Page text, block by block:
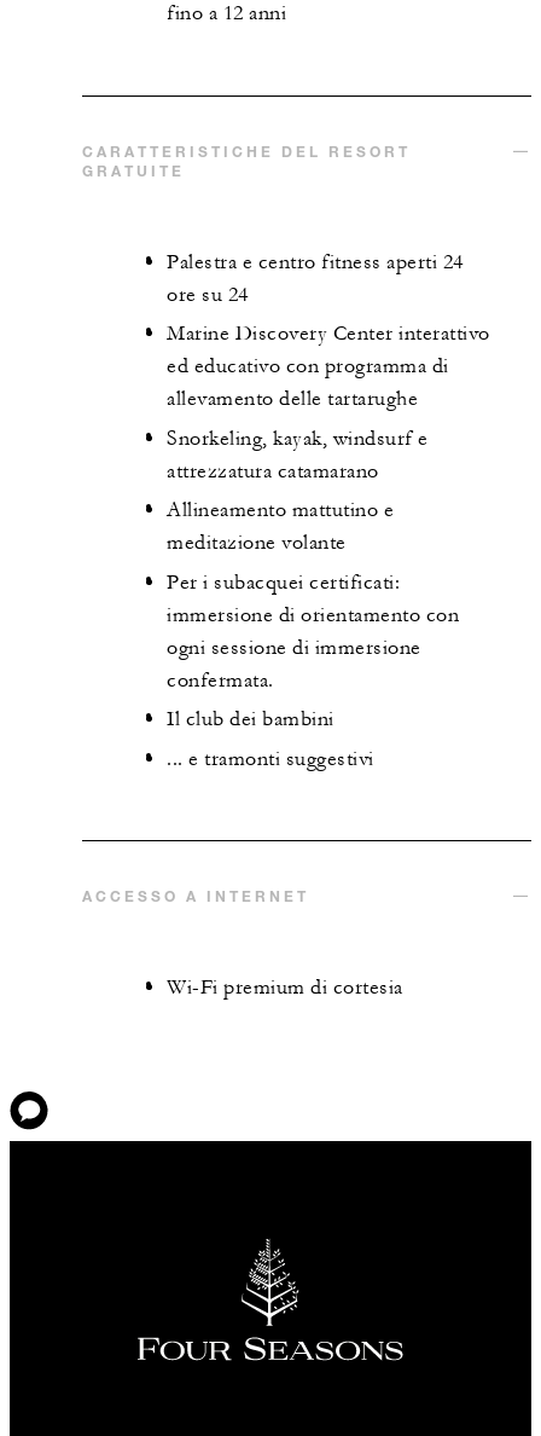
fino a 12 anni
CARATTERISTICHE DEL RESORT
GRATUITE
Palestra e centro fitness aperti 24
ore su 24
Marine Discovery Center interattivo
ed educativo con programma di
allevamento delle tartarughe
Snorkeling, kayak, windsurf e
attrezzatura catamarano
Allineamento mattutino e
meditazione volante
Per i subacquei certificati:
immersione di orientamento con
ogni sessione di immersione
confermata.
Il club dei bambini
... e tramonti suggestivi
ACCESSO A INTERNET
Wi-Fi premium di cortesia